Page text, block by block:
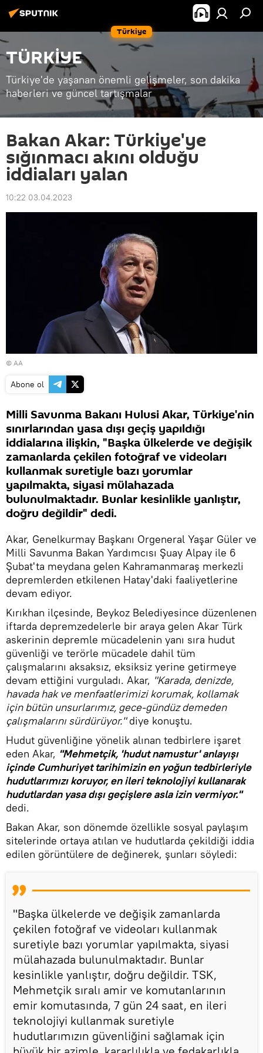
Türkiye
TÜRKİYE
Türkiye'de yaşanan önemli gelişmeler, son dakika
haberleri ve güncel tartışmalar
Bakan Akar: Türkiye'ye
sığınmacı akını olduğu
iddiaları yalan
10:22 03.04.2023
© AA
Abone ol
Milli Savunma Bakanı Hulusi Akar, Türkiye'nin
sınırlarından yasa dışı geçiş yapıldığı
iddialarına ilişkin, "Başka ülkelerde ve değişik
zamanlarda çekilen fotoğraf ve videoları
kullanmak suretiyle bazı yorumlar
yapılmakta, siyasi mülahazada
bulunulmaktadır. Bunlar kesinlikle yanlıştır,
doğru değildir" dedi.
Akar, Genelkurmay Başkanı Orgeneral Yaşar Güler ve
Milli Savunma Bakan Yardımcısı Şuay Alpay ile 6
Şubat'ta meydana gelen Kahramanmaraş merkezli
depremlerden etkilenen Hatay'daki faaliyetlerine
devam ediyor.
Kırıkhan ilçesinde, Beykoz Belediyesince düzenlenen
iftarda depremzedelerle bir araya gelen Akar Türk
askerinin depremle mücadelenin yanı sıra hudut
güvenliği ve terörle mücadele dahil tüm
çalışmalarını aksaksız, eksiksiz yerine getirmeye
devam ettiğini vurguladı. Akar, "Karada, denizde,
havada hak ve menfaatlerimizi korumak, kollamak
için bütün unsurlarımız, gece-gündüz demeden
çalışmalarını sürdürüyor."diye konuştu.
Hudut güvenliğine yönelik alınan tedbirlere işaret
eden Akar, "Mehmetçik, 'hudut namustur' anlayışı
içinde Cumhuriyet tarihimizin en yoğun tedbirleriyle
hudutlarımızı koruyor, en ileri teknolojiyi kullanarak
hudutlardan yasa dışı geçişlere asla izin vermiyor."
dedi.
Bakan Akar, son dönemde özellikle sosyal paylaşım
sitelerinde ortaya atılan ve hudutlarda çekildiği iddia
edilen görüntülere de değinerek, şunları söyledi:
"Başka ülkelerde ve değişik zamanlarda
çekilen fotoğraf ve videoları kullanmak
suretiyle bazı yorumlar yapılmakta, siyasi
mülahazada bulunulmaktadır. Bunlar
kesinlikle yanlıştır, doğru değildir. TSK,
Mehmetçik sıralı amir ve komutanlarının
emir komutasında, 7 gün 24 saat, en ileri
teknolojiyi kullanmak suretiyle
hudutlarımızın güvenliğini sağlamak için